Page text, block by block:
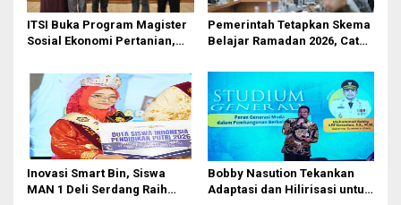
ITSI Buka Program Magister
Sosial Ekonomi Pertanian,
Masa Depan Agribisnis
Indonesia
Pemerintah Tetapkan Skema
Belajar Ramadan 2026, Catat
Inovasi Smart Bin, Siswa
MAN 1 Deli Serdang Raih
Bobby Nasution Tekankan
Adaptasi dan Hilirisasi untuk